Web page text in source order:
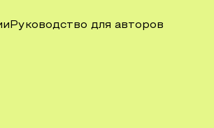
Руководство для авторов